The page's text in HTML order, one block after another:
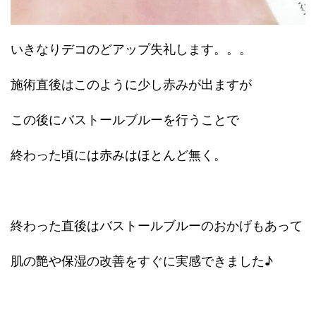
いきなりデコのどアップ失礼します。。。
施術直後はこのように少し赤みが出ますが
この後にバストールブルーを行うことで
終わった頃には赤みはほとんど無く。
終わった直後はバストールブルーのおかげもあって
肌の艶や保湿の改善をすぐに実感できました♪